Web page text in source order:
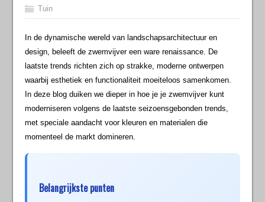
Tuin
In de dynamische wereld van landschapsarchitectuur en
design, beleeft de zwemvijver een ware renaissance. De
laatste trends richten zich op strakke, moderne ontwerpen
waarbij esthetiek en functionaliteit moeiteloos samenkomen.
In deze blog duiken we dieper in hoe je je zwemvijver kunt
moderniseren volgens de laatste seizoensgebonden trends,
met speciale aandacht voor kleuren en materialen die
momenteel de markt domineren.
Belangrijkste punten